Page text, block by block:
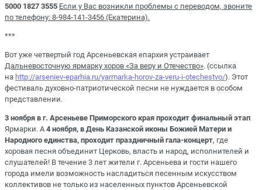
5000 1827 3555 Если у Вас возникли проблемы с переводом, звоните
по телефону: 8-984-141-3456 (Екатерина).
***
Вот уже четвертый год Арсеньевская епархия устраивает
Дальневосточную ярмарку хоров «За веру и Отечество». (ссылка
на http://arseniev-eparhia.ru/yarmarka-horov-za-veru-i-otechestvo/). Этот
фестиваль духовно-патриотической песни не нуждается в особом
представлении.
3 ноября в г. Арсеньеве Приморского края проходит финальный этап
Ярмарки. А 4 ноября, в День Казанской иконы Божией Матери и
Народного единства, проходит праздничный гала-концерт, где
хоровая песня объединит Церковь, власть и народ, исполнителей и
слушателей! В течение 3 лет жители г. Арсеньева и гости нашего
города имели возможность насладиться песенным искусством
коллективов не только из населенных пунктов Арсеньевской